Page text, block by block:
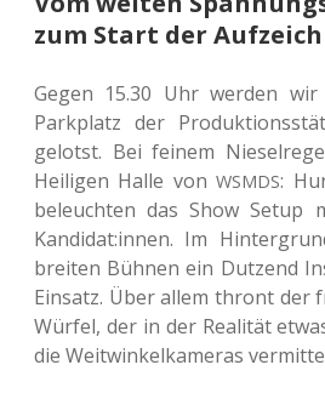
zum Start der
Gegen 15.30 Uhr werden
Park­platz der
gelotst. Bei feinem
Hei­li­gen Halle vonWSMDS:
beleuch­ten das Show Setup
Kandidat:innen. Im
brei­ten Bühnen ein Dut­zend
Ein­satz. Über allem thront der
Würfel, der in der Rea­li­tät
die Weit­win­kel­ka­me­ras